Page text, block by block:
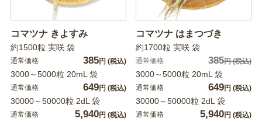
コマツナ きよすみ
約1500粒 実咲 袋
通常価格 385円 (税込)
3000～5000粒 20mL 袋
通常価格 649円 (税込)
30000～50000粒 2dL 袋
通常価格 5,940円 (税込)
コマツナ はまつづき
約1700粒 実咲 袋
通常価格 385円(税込)
3000～5000粒 20mL 袋
通常価格 649円 (税込)
30000～50000粒 2dL 袋
通常価格 5,940円 (税込)